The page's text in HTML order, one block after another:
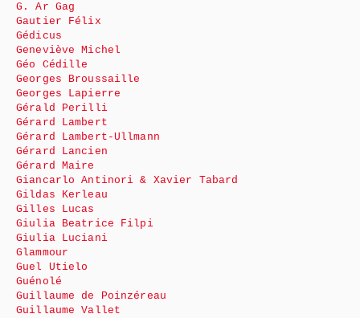
G. Ar Gag
Gautier Félix
Gédicus
Geneviève Michel
Géo Cédille
Georges Broussaille
Georges Lapierre
Gérald Perilli
Gérard Lambert
Gérard Lambert-Ullmann
Gérard Lancien
Gérard Maire
Giancarlo Antinori & Xavier Tabard
Gildas Kerleau
Gilles Lucas
Giulia Beatrice Filpi
Giulia Luciani
Glammour
Guel Utielo
Guénolé
Guillaume de Poinzéreau
Guillaume Vallet